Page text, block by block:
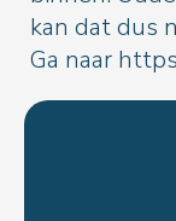
kan dat dus
Ga naar